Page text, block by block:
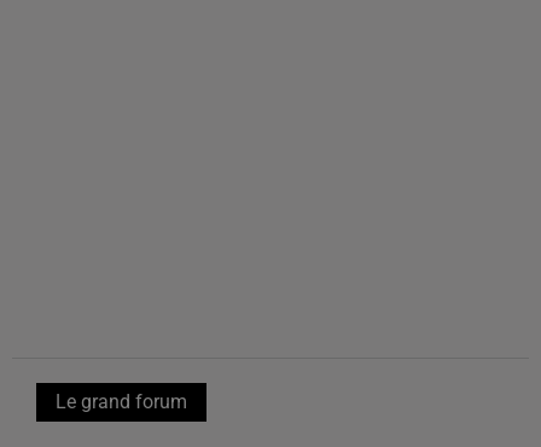
Le grand forum